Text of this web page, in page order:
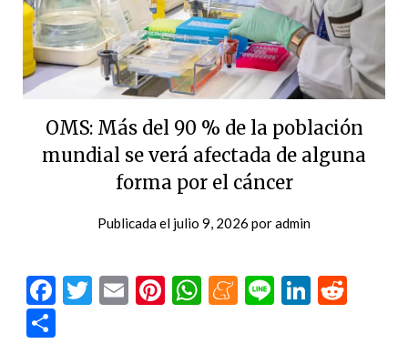
OMS: Más del 90 % de la población
mundial se verá afectada de alguna
forma por el cáncer
Publicada el julio 9, 2026 poradmin
Facebook
Twitter
EmailPinterest
WhatsApp
Meneame
Line